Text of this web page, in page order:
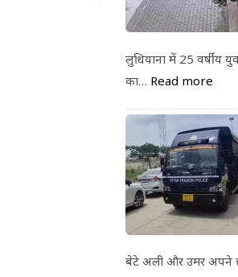
लुधियाना में 25 वर्षीय
का… Read more
बेटे अली और उमर अपने